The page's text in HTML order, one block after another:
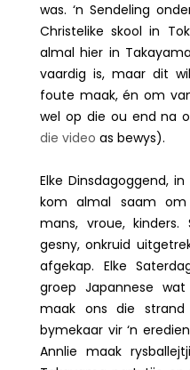
was. ‘n Sendeling
Christelike skool in
almal hier in
vaardig is, maar dit
foute maak, én om
wel op die ou end na
die video as bewys).
Elke Dinsdagoggend,
kom almal saam
mans, vroue, kinders.
gesny, onkruid
afgekap. Elke
groep Japannese
maak ons die strand
bymekaar vir ‘n
Annlie maak